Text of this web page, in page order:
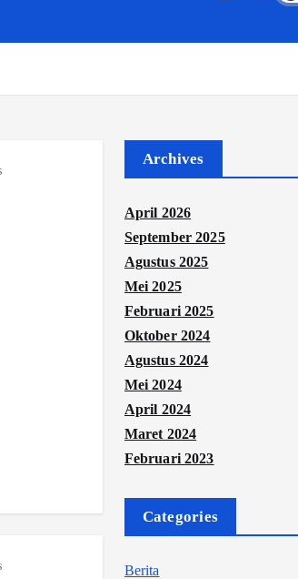
Archives
April 2026
September 2025
Agustus 2025
Mei 2025
Februari 2025
Oktober 2024
Agustus 2024
Mei 2024
April 2024
Maret 2024
Februari 2023
Categories
Berita